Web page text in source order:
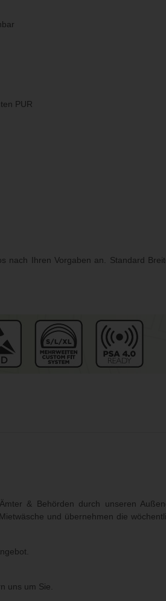
PUR
nach Ihren Vorgaben an. Standard
& Behörden durch unseren
und übernehmen die
uns um Sie.